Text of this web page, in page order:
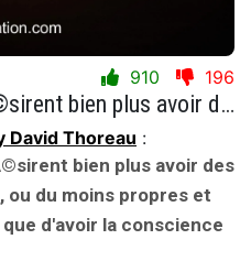
910 196
La plupart des gens dÃ©sirent bien plus avoir des vÃªtements Ã la mode, ou du moins propres et sans raccommodages, que d'avoir la conscience nette.
David Thoreau :
bien plus avoir des
ou du moins propres et
d'avoir la conscience